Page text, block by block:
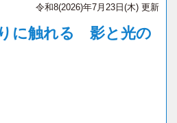
令和8(2026)年7月23日(木) 更新
に触れる 影と光の